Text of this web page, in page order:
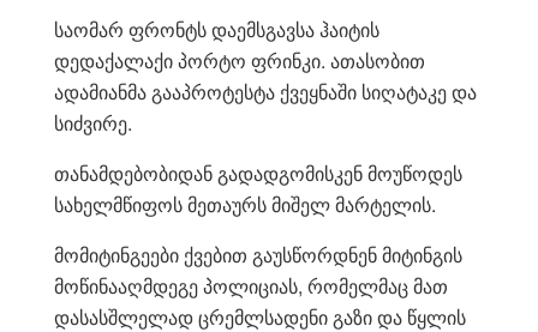
საომარ ფრონტს დაემსგავსა ჰაიტის
დედაქალაქი პორტო ფრინკი. ათასობით
ადამიანმა გააპროტესტა ქვეყნაში სიღატაკე და
სიძვირე.
თანამდებობიდან გადადგომისკენ მოუწოდეს
სახელმწიფოს მეთაურს მიშელ მარტელის.
მომიტინგეები ქვებით გაუსწორდნენ მიტინგის
მოწინააღმდეგე პოლიციას, რომელმაც მათ
დასასშლელად ცრემლსადენი გაზი და წყლის